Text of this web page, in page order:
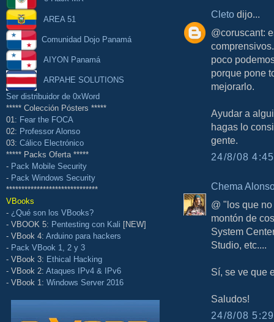
AREA 51
Comunidad Dojo Panamá
AIYON Panamá
ARPAHE SOLUTIONS
Ser distribuidor de 0xWord
***** Colección Pósters *****
01: Fear the FOCA
02: Professor Alonso
03: Cálico Electrónico
***** Packs Oferta *****
- Pack Mobile Security
- Pack Windows Security
******************************
VBooks
- ¿Qué son los VBooks?
- VBOOK 5: Pentesting con Kali [NEW]
- VBook 4: Arduino para hackers
- Pack VBook 1, 2 y 3
- VBook 3: Ethical Hacking
- VBook 2: Ataques IPv4 & IPv6
- VBook 1: Windows Server 2016
Cleto dijo...
@coruscant:
poco
porque pone
mejorarlo.
Ayudar a
hagas lo
gente.
24/8/08
Chema
@ "los que
montón de
System
Studio, etc....
Sí, se ve que
Saludos!
24/8/08